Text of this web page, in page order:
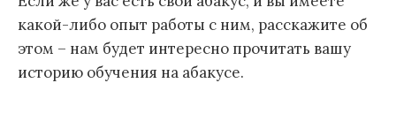
какой-либо опыт работы с ним, расскажите об
этом – нам будет интересно прочитать вашу
историю обучения на абакусе.